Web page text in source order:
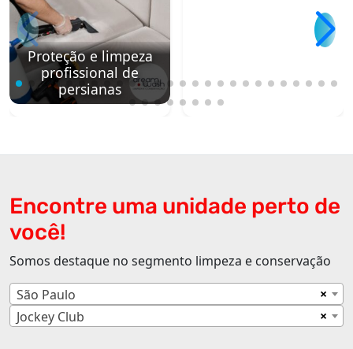
Proteção e limpeza
profissional de
persianas
Encontre uma unidade perto de
você!
Somos destaque no segmento limpeza e conservação
×
São Paulo
×
Jockey Club